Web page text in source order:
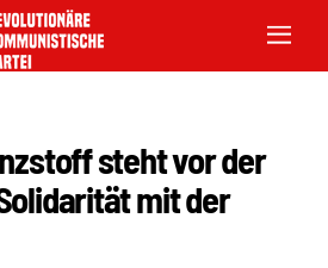
steht vor der
mit der